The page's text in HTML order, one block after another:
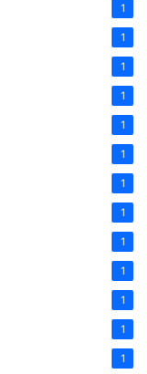
1
1
1
1
1
1
1
1
1
1
1
1
1